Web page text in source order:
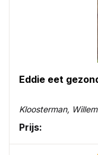
Eddie eet
Kloosterman,
Prijs: